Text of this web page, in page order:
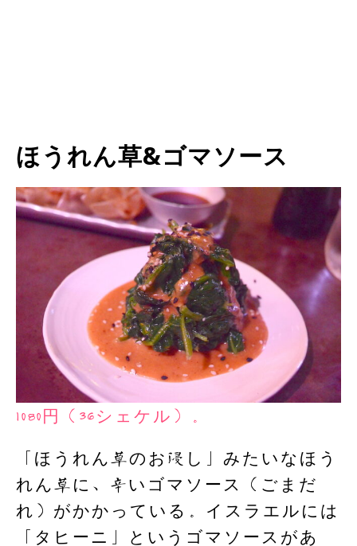
ほうれん草&ゴマソース
1080円（36シェケル）。
「ほうれん草のお浸し」みたいなほう
れん草に、辛いゴマソース（ごまだ
れ）がかかっている。イスラエルには
「タヒーニ」というゴマソースがあ